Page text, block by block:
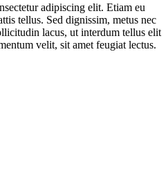
adipiscing elit. Etiam eu
tellus. Sed dignissim, metus nec
lacus, ut interdum tellus elit
velit, sit amet feugiat lectus.